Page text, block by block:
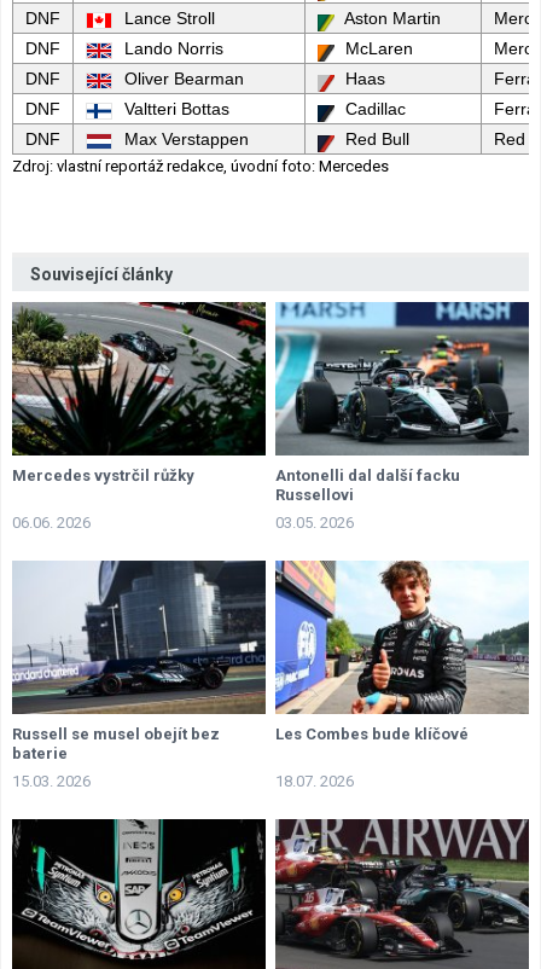
DNF
Lance Stroll Aston Martin
DNF
Lando Norris McLaren
DNF
Oliver Bearman Haas
DNF
Valtteri Bottas Cadillac
DNF
Max Verstappen Red Bull Red
Zdroj: vlastní reportáž redakce, úvodní foto: Mercedes
Související články
Mercedes vystrčil růžky
06.06. 2026
Antonelli dal další facku
Russellovi
03.05. 2026
Russell se musel obejít bez
baterie
15.03. 2026
Les Combes bude klíčové
18.07. 2026